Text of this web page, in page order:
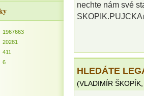
6
1967663
20281
411
nechte nám své
HLEDÁTE
(VLADIMÍR ŠKOPÍK